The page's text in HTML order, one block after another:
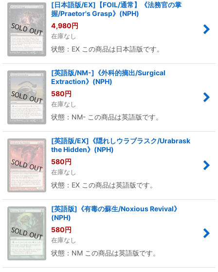
[日本語版/EX]【FOIL/通常】《法務官の掌
握/Praetor's Grasp》(NPH)
4,980円
在庫なし
状態：EX この商品は日本語版です。
[英語版/NM-]《外科的摘出/Surgical
Extraction》(NPH)
580円
在庫なし
状態：NM- この商品は英語版です。
[英語版/EX]《隠れしウラブラスク/Urabrask
the Hidden》(NPH)
580円
在庫なし
状態：EX この商品は英語版です。
[英語版]《有毒の蘇生/Noxious Revival》
(NPH)
580円
在庫なし
状態：NM この商品は英語版です。